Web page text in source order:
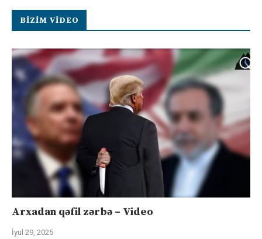
BIZIM VIDEO
Arxadan qəfil zərbə – Video
İyul 29, 2025